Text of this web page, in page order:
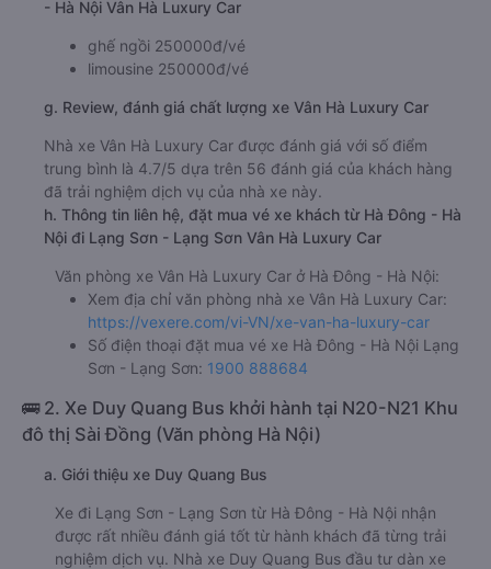
- Hà Nội Vân Hà Luxury Car
ghế ngồi 250000đ/vé
limousine 250000đ/vé
g. Review, đánh giá chất lượng xe Vân Hà Luxury Car
Nhà xe Vân Hà Luxury Car được đánh giá với số điểm
trung bình là 4.7/5 dựa trên 56 đánh giá của khách hàng
đã trải nghiệm dịch vụ của nhà xe này.
h. Thông tin liên hệ, đặt mua vé xe khách từ Hà Đông - Hà
Nội đi Lạng Sơn - Lạng Sơn Vân Hà Luxury Car
Văn phòng xe Vân Hà Luxury Car ở Hà Đông - Hà Nội:
Xem địa chỉ văn phòng nhà xe Vân Hà Luxury Car:
https://vexere.com/vi-VN/xe-van-ha-luxury-car
Số điện thoại đặt mua vé xe Hà Đông - Hà Nội Lạng
Sơn - Lạng Sơn: 1900 888684
🚌 2. Xe Duy Quang Bus khởi hành tại N20-N21 Khu
đô thị Sài Đồng (Văn phòng Hà Nội)
a. Giới thiệu xe Duy Quang Bus
Xe đi Lạng Sơn - Lạng Sơn từ Hà Đông - Hà Nội nhận
được rất nhiều đánh giá tốt từ hành khách đã từng trải
nghiệm dịch vụ. Nhà xe Duy Quang Bus đầu tư dàn xe